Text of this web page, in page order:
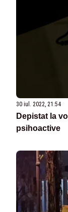
30 iul. 2022, 21:54
Depistat la
psihoactive